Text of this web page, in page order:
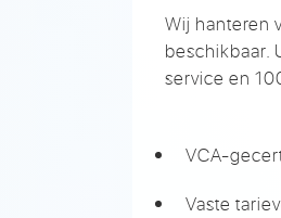
Wij hanteren
beschikbaar.
service en
VCA-
Vaste